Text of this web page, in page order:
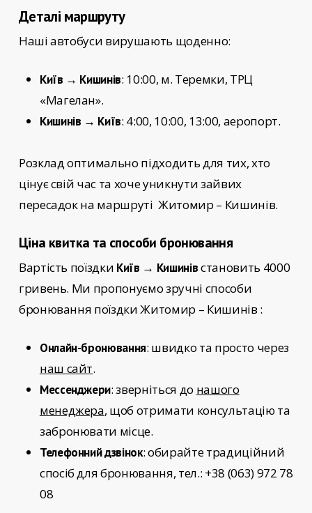
Деталі маршруту
Наші автобуси вирушають щоденно:
Київ → Кишинів: 10:00, м. Теремки, ТРЦ
«Магелан».
Кишинів → Київ: 4:00, 10:00, 13:00, аеропорт.
Розклад оптимально підходить для тих, хто
цінує свій час та хоче уникнути зайвих
пересадок на маршруті Житомир – Кишинів.
Ціна квитка та способи бронювання
Вартість поїздки Київ → Кишинівстановить 4000
гривень. Ми пропонуємо зручні способи
бронювання поїздкиЖитомир – Кишинів :
Онлайн-бронювання: швидко та просто через
наш сайт.
Мессенджери: зверніться до нашого
менеджера, щоб отримати консультацію та
забронювати місце.
Телефонний дзвінок: обирайте традиційний
спосіб для бронювання, тел.: +38 (063) 972 78
08